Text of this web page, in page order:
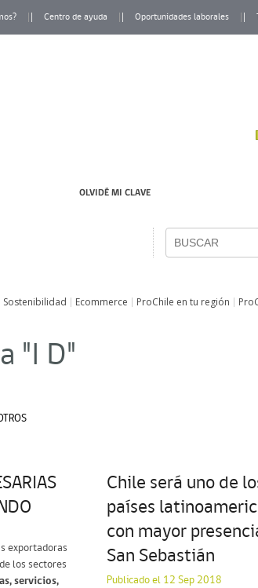
Centro de ayuda Oportunidades laborales
OLVIDÉ MI CLAVE
Sostenibilidad Ecommerce ProChile en tu región
"I D"
exportadoras
los sectores
servicios,
Chile será uno de
países
con mayor
San Sebastián
Publicado el 12 Sep 2018